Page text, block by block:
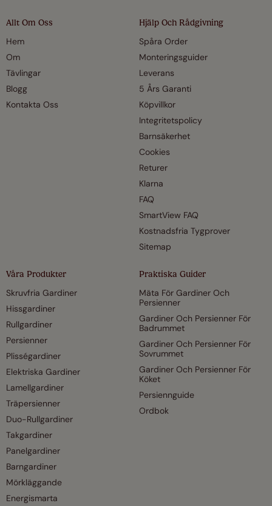
Allt Om Oss
Hem
Om
Tävlingar
Blogg
Kontakta Oss
Hjälp Och Rådgivning
Spåra Order
Monteringsguider
Leverans
5 Års Garanti
Köpvillkor
Integritetspolicy
Barnsäkerhet
Cookies
Returer
Klarna
FAQ
SmartView FAQ
Kostnadsfria Tygprover
Sitemap
Våra Produkter
Skruvfria Gardiner
Hissgardiner
Rullgardiner
Persienner
Plisségardiner
Elektriska Gardiner
Lamellgardiner
Träpersienner
Duo-Rullgardiner
Takgardiner
Panelgardiner
Barngardiner
Mörkläggande
Energismarta
Praktiska Guider
Mäta För Gardiner Och
Persienner
Gardiner Och Persienner För
Badrummet
Gardiner Och Persienner För
Sovrummet
Gardiner Och Persienner För
Köket
Persiennguide
Ordbok